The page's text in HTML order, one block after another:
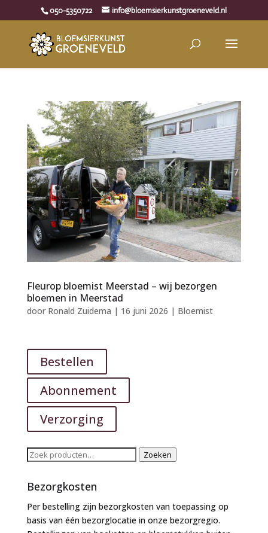
050-5350722 info@bloemsierkunstgroeneveld.nl
Fleurop bloemist Meerstad – wij bezorgen
bloemen in Meerstad
door Ronald Zuidema | 16 juni 2026 | Bloemist
Bestellen
Abonnement
Verzorging
Zoeken
Zoeken
Bezorgkosten
Per bestelling zijn bezorgkosten van toepassing op
basis van één bezorglocatie in onze bezorgregio.